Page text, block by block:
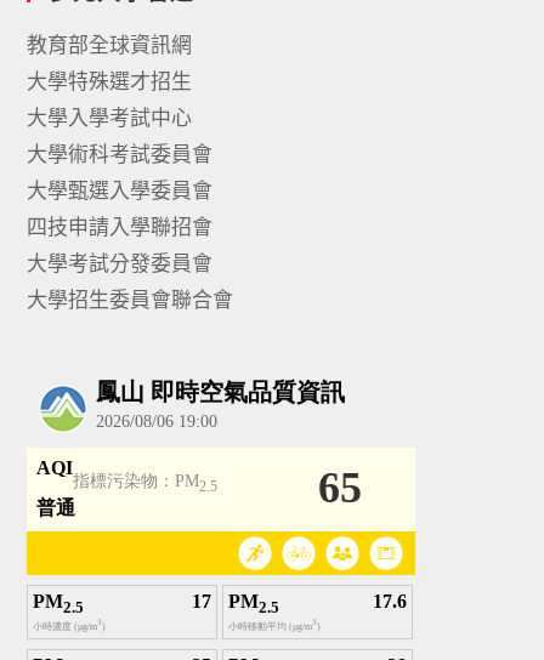
教育部全球資訊網
大學特殊選才招生
大學入學考試中心
大學術科考試委員會
大學甄選入學委員會
四技申請入學聯招會
大學考試分發委員會
大學招生委員會聯合會